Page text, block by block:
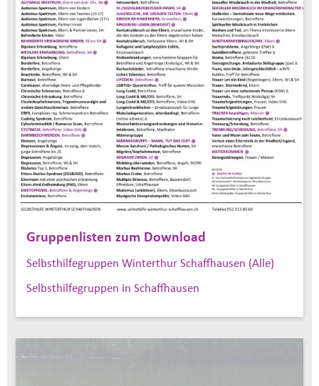
Gruppenlisten zum Download
Selbsthilfegruppen Winterthur Schaffhausen (Alle)
Selbsthilfegruppen in Schaffhausen